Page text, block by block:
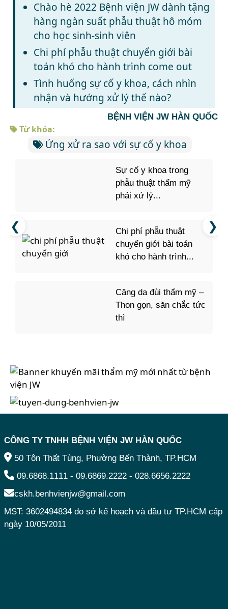
Chào hè 2022 Bệnh viện JW dành tặng
hàng ngàn suất phẫu thuật hô móm
cho học sinh-sinh viên
Chi phí phẫu thuật chuyển giới bài
toán khó cho hành trình come out
Tình huống sự cố y khoa, cách nhìn
nhận và hướng xử lý thế nào?
BỆNH VIỆN JW HÀN QUỐC
Từ khóa:
Ứng xử ra sao với sự cố y khoa
Sự cố y khoa trong
phẫu thuật thẩm mỹ
phải xử lý...
Chi phí phẫu thuật
chuyển giới bài toán
khó cho hành trình...
Căng da đùi thẩm mỹ –
Thon gọn, săn chắc tức
thì
CÔNG TY TNHH BỆNH VIỆN JW HÀN QUỐC
50 Tôn Thất Tùng, Phường Bến Thành, TP.HCM
09.6868.1111 - 09.6869.2222 - 028.6656.2222
cskh.benhvienjw@gmail.com
MST: 3602494834 do sở kế hoạch và đầu tư TP.HCM cấp
ngày 10/05/2011